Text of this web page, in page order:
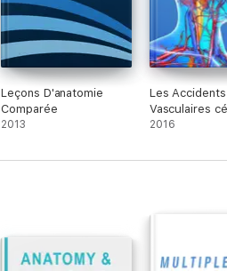
Leçons D'anatomie
Comparée
2013
Les Accidents
Vasculaires
Ischémiques
2016